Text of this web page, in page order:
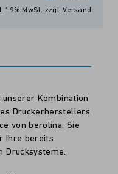
19% MwSt. zzgl. Versand
Kombination
Druckerherstellers
von berolina. Sie
Ihre bereits
Drucksysteme.